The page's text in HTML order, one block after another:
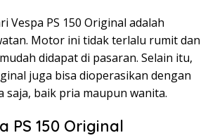
Vespa PS 150 Original adalah
Motor ini tidak terlalu rumit dan
didapat di pasaran. Selain itu,
juga bisa dioperasikan dengan
saja, baik pria maupun wanita.
PS 150 Original